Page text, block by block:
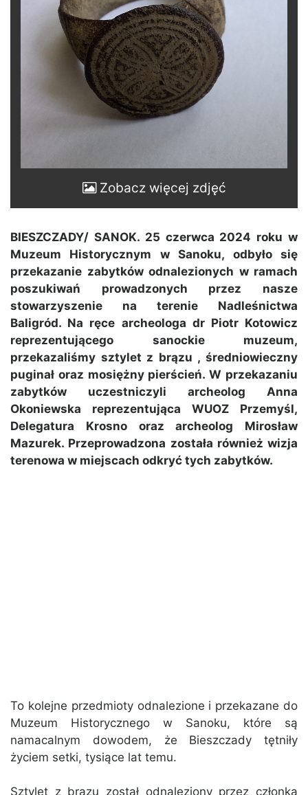
Zobacz więcej zdjęć
BIESZCZADY/ SANOK. 25 czerwca 2024 roku w
Muzeum Historycznym w Sanoku, odbyło się
przekazanie zabytków odnalezionych w ramach
poszukiwań prowadzonych przez nasze
stowarzyszenie na terenie Nadleśnictwa
Baligród. Na ręce archeologa dr Piotr Kotowicz
reprezentującego sanockie muzeum,
przekazaliśmy sztylet z brązu , średniowieczny
puginał oraz mosiężny pierścień. W przekazaniu
zabytków uczestniczyli archeolog Anna
Okoniewska reprezentująca WUOZ Przemyśl,
Delegatura Krosno oraz archeolog Mirosław
Mazurek. Przeprowadzona została również wizja
terenowa w miejscach odkryć tych zabytków.
To kolejne przedmioty odnalezione i przekazane do
Muzeum Historycznego w Sanoku, które są
namacalnym dowodem, że Bieszczady tętniły
życiem setki, tysiące lat temu.
Sztylet z brązu został odnaleziony przez członka